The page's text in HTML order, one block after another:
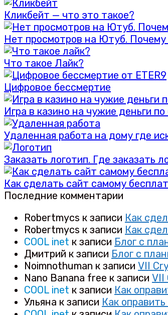
Кликбейт — что это такое?
Нет просмотров на Ютуб.
Что такое Лайк?
Цифровое бессмертие
Игра в казино на чужие деньги
Удаленная работа на дому где
Заказать логотип. Где заказать
Как сделать сайт самому
Последние комментарии
Robertmycs к записи Как
Robertmycs к записи Как
COOL inet к записи Блог с
Дмитрий к записи Блог с
Noimnothuman к записи VII
Nano Banana free к записи VII
COOL inet к записи Как
Ульяна к записи Как